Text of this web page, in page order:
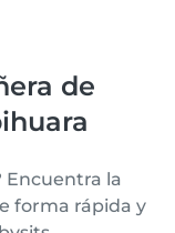
de
Encuentra la
forma rápida y